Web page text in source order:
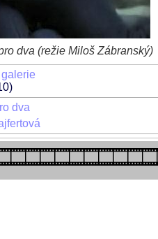
dva (režie Miloš Zábranský)
dva